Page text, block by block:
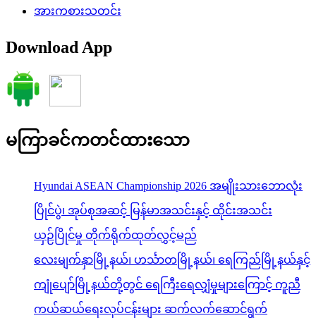
Hyundai ASEAN Championship 2026 အမျိုးသားဘောလုံး
ပြိုင်ပွဲ၊ အုပ်စုအဆင့် မြန်မာအသင်းနှင့် ထိုင်းအသင်း
လေးမျက်နှာမြို့နယ်၊ ဟင်္သာတမြို့နယ်၊ ရေကြည်မြို့နယ်နှင့်
ကျုံပျော်မြို့နယ်တို့တွင် ရေကြီးရေလျှံမှုများကြောင့် ကူညီ
ကယ်ဆယ်ရေးလုပ်ငန်းများ ဆက်လက်ဆောင်ရွက်
ပြည်ထောင်စုသမ္မတမြန်မာနိုင်ငံတော်နှင့် ထိုင်းနိုင်ငံတို့
အကြား နားလည်မှုစာချွန်လွှာများနှင့် သဘောတူစာချုပ်များ
အပြန်အလှန်လက်မှတ်ရေးထိုးလဲလှယ်